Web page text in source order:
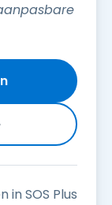
SOS Plus